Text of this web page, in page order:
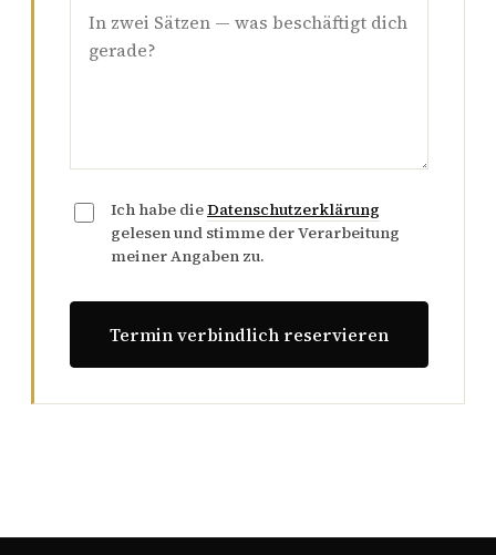
Ich habe dieDatenschutzerklärung
gelesen und stimme der Verarbeitung
meiner Angaben zu.
Termin verbindlich reservieren